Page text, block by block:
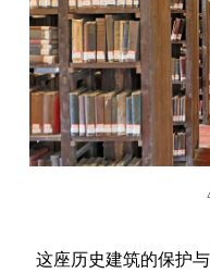
这座历史建筑的保护